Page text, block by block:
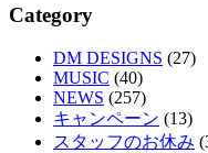
Category
DM DESIGNS (27)
MUSIC (40)
NEWS (257)
キャンペーン (13)
スタッフのお休み